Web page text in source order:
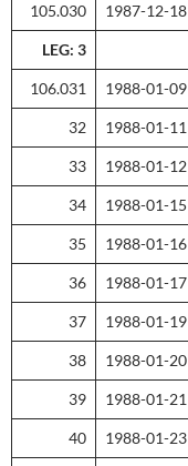
105.030 1987-12-18
LEG: 3
106.031 1988-01-09
32 1988-01-11
33 1988-01-12
34 1988-01-15
35 1988-01-16
36 1988-01-17
37 1988-01-19
38 1988-01-20
39 1988-01-21
40 1988-01-23